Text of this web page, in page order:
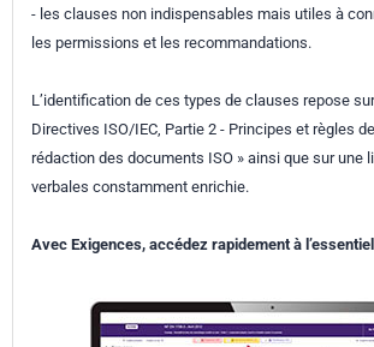
- les clauses non indispensables mais utiles à
les permissions et les recommandations.
L’identification de ces types de clauses repose
Directives ISO/IEC, Partie 2 - Principes et règles
rédaction des documents ISO » ainsi que sur une
verbales constamment enrichie.
Avec Exigences, accédez rapidement à